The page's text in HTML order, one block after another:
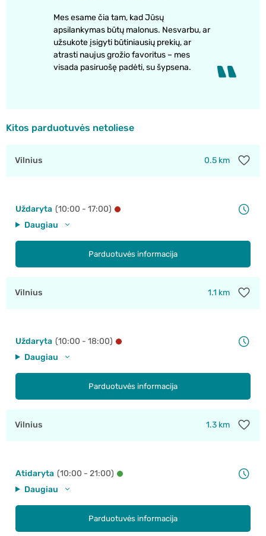
Mes esame čia tam, kad Jūsų
apsilankymas būtų malonus. Nesvarbu, ar
užsukote įsigyti būtiniausių prekių, ar
atrasti naujus grožio favoritus – mes
visada pasiruošę padėti, su šypsena.
Kitos parduotuvės netoliese
Vilnius 0.5 km
Uždaryta (10:00 - 17:00)
Daugiau
Parduotuvės informacija
Vilnius 1.1 km
Uždaryta (10:00 - 18:00)
Daugiau
Parduotuvės informacija
Vilnius 1.3 km
Atidaryta (10:00 - 21:00)
Daugiau
Parduotuvės informacija